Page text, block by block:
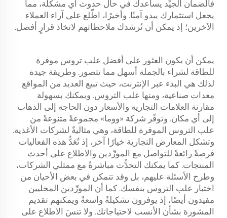
فالضمان الجيِّد يساعدك في حال حدوث أي مشكلة، مما
يجعل استثمارك يبدو آمنًا. وأخيرًا، اطّلع على آراء العملاء
الآخرين؛ إذ يمكن أن تُرشدك ملاحظاتهم لاتخاذ قرارٍ أفضل.
يمكن أن يكون العثور على أفضل علب تروس موفرة
للطاقة لشراء بالجملة أسهل مما تتصور. وطريقة جيدة
لذلك هي البدء عبر الإنترنت، حيث تبيع العديد من المواقع
معدات صناعية، ومنها علب التروس. ويمكنك بسهولة
مقارنة العلامات التجارية والأسعار دون الحاجة إلى الذهاب
إلى أي مكان. وتوفّر شركة «ووما» مجموعةً متنوعةً من
علب التروس الموفرة للطاقة، وهي مثاليةٌ لشركات الأغذية.
وتشكل المعارض التجارية خيارًا آخر، إذ تُعَدُّ هذه الفعاليات
فرصةً رائعةً للتواصل مع المورِّدين والاطلاع على أحدث
المنتجات. كما يمكنك التحدُّث مباشرةً مع ممثلي الشركات،
وطرح الأسئلة عليهم، بل وقد تتمكن في بعض الأحيان من
اختبار علب التروس بنفسك. كما أن المورِّدين المحليين
مفيدون أيضًا، إذ يوفرون تشكيلةً واسعةً ويمكنهم تقديم
المشورة بشأن الأنسب لاحتياجاتك. ولا تنسَ الاطلاع على